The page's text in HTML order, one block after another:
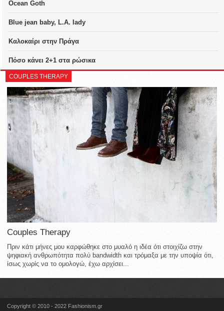
Ocean Goth
Blue jean baby, L.A. lady
Καλοκαίρι στην Πράγα
Πόσο κάνει 2+1 στα ρώσικα
COUPLES THERAPY
Couples Therapy
Πριν κάτι μήνες μου καρφώθηκε στο μυαλό η ιδέα ότι στοιχίζω στην
ψηφιακή ανθρωπότητα πολύ bandwidth και τρόμαξα με την υποψία ότι,
ίσως χωρίς να το ομολογώ, έχω αρχίσει...
Copyright © 2010 - 2022 Fashionism.gr